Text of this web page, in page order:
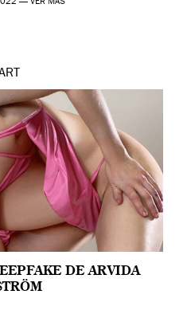
— VER MÁS
DE ARVIDA